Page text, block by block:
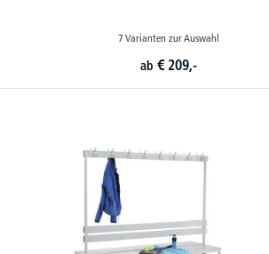
7 Varianten zur Auswahl
ab € 209,-